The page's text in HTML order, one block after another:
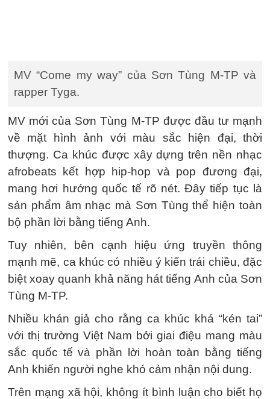
MV “Come my way” của Sơn Tùng M-TP và
rapper Tyga.
MV mới của Sơn Tùng M-TP được đầu tư mạnh
về mặt hình ảnh với màu sắc hiện đại, thời
thượng. Ca khúc được xây dựng trên nền nhạc
afrobeats kết hợp hip-hop và pop đương đại,
mang hơi hướng quốc tế rõ nét. Đây tiếp tục là
sản phẩm âm nhạc mà Sơn Tùng thể hiện toàn
bộ phần lời bằng tiếng Anh.
Tuy nhiên, bên cạnh hiệu ứng truyền thông
mạnh mẽ, ca khúc có nhiều ý kiến trái chiều, đặc
biệt xoay quanh khả năng hát tiếng Anh của Sơn
Tùng M-TP.
Nhiều khán giả cho rằng ca khúc khá “kén tai”
với thị trường Việt Nam bởi giai điệu mang màu
sắc quốc tế và phần lời hoàn toàn bằng tiếng
Anh khiến người nghe khó cảm nhận nội dung.
Trên mạng xã hội, không ít bình luận cho biết họ